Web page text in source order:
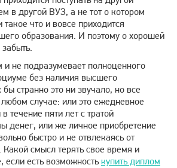
в другой ВУЗ, а не тот о котором
что и вовсе приходится
образования. И поэтому о хорошей
не подразумевает полноценного
без наличия высшего
странно это ни звучало, но все
случае: или это ежедневное
течение пяти лет с тратой
денег, или же личное приобретение
быстро и не отвлекаясь от
Какой смысл терять свое время и
если есть возможностькупить диплом